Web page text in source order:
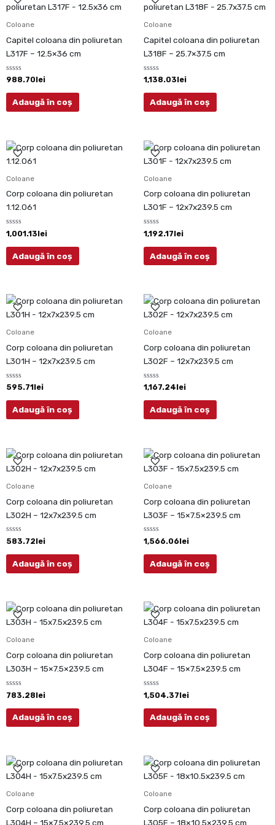
Coloane
Capitel coloana din poliuretan
L317F – 12.5×36 cm
Evaluat
0
din
988.70lei
Adaugă în coș
Coloane
Capitel coloana din poliuretan
L318F – 25.7×37.5 cm
Evaluat
la
0
din
1,138.03lei
Adaugă în coș
Coloane
Corp coloana din poliuretan
1.12.061
Evaluat
la
0
din
1,001.13lei
Adaugă în coș
Coloane
Corp coloana din poliuretan
L301F – 12x7x239.5 cm
Evaluat
la
0
din
1,192.17lei
Adaugă în coș
Coloane
Corp coloana din poliuretan
L301H – 12x7x239.5 cm
Evaluat
0
din
595.71lei
Adaugă în coș
Coloane
Corp coloana din poliuretan
L302F – 12x7x239.5 cm
Evaluat
la
0
din
1,167.24lei
Adaugă în coș
Coloane
Corp coloana din poliuretan
L302H – 12x7x239.5 cm
Evaluat
la
0
din
583.72lei
Adaugă în coș
Coloane
Corp coloana din poliuretan
L303F – 15×7.5×239.5 cm
Evaluat
la
0
din
1,566.06lei
Adaugă în coș
Coloane
Corp coloana din poliuretan
L303H – 15×7.5×239.5 cm
Evaluat
la
0
din
783.28lei
Adaugă în coș
Coloane
Corp coloana din poliuretan
L304F – 15×7.5×239.5 cm
Evaluat
la
0
din
1,504.37lei
Adaugă în coș
Coloane
Corp coloana din poliuretan
L304H – 15×7.5×239.5 cm
Coloane
Corp coloana din poliuretan
L305F – 18×10.5×239.5 cm